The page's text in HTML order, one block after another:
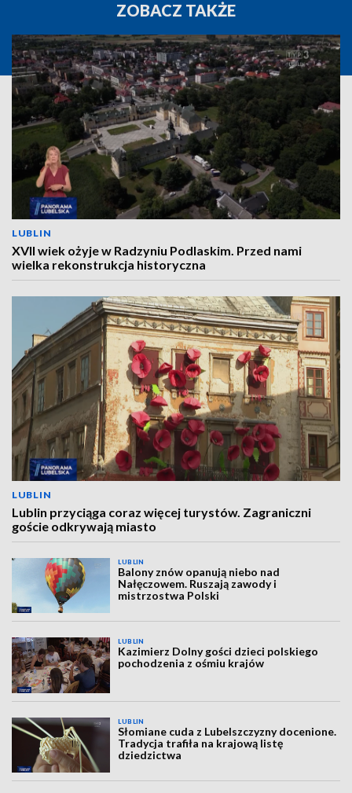
ZOBACZ TAKŻE
LUBLIN
XVII wiek ożyje w Radzyniu Podlaskim. Przed nami
wielka rekonstrukcja historyczna
LUBLIN
Lublin przyciąga coraz więcej turystów. Zagraniczni
goście odkrywają miasto
LUBLIN
Balony znów opanują niebo nad
Nałęczowem. Ruszają zawody i
mistrzostwa Polski
LUBLIN
Kazimierz Dolny gości dzieci polskiego
pochodzenia z ośmiu krajów
LUBLIN
Słomiane cuda z Lubelszczyzny docenione.
Tradycja trafiła na krajową listę
dziedzictwa